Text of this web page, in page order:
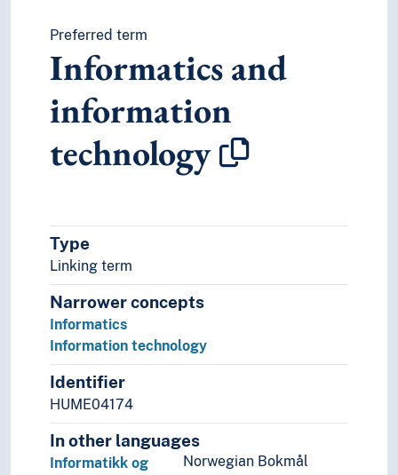
Preferred term
Informatics and
information
technology
Type
Linking term
Narrower concepts
Informatics
Information technology
Identifier
HUME04174
In other languages
Norwegian Bokmål
Informatikk og